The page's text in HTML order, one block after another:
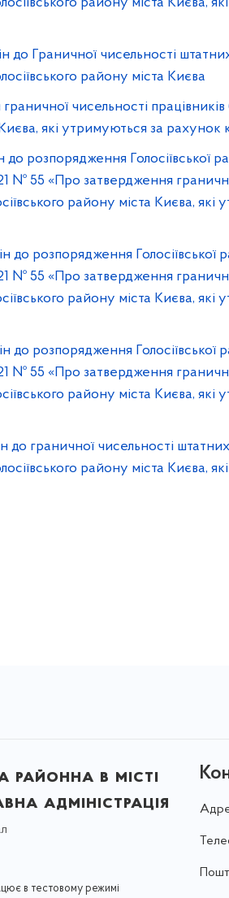
до Граничної чисельності
району міста Києва
чисельності
які утримуються за
розпорядження Голосіївської
№ 55 «Про затвердження
району міста Києва,
до розпорядження Голосіївської
№ 55 «Про затвердження
району міста Києва,
до розпорядження Голосіївської
№ 55 «Про затвердження
району міста Києва,
до граничної чисельності
району міста Києва,
районна в місті
адміністрація
в тестовому режимі